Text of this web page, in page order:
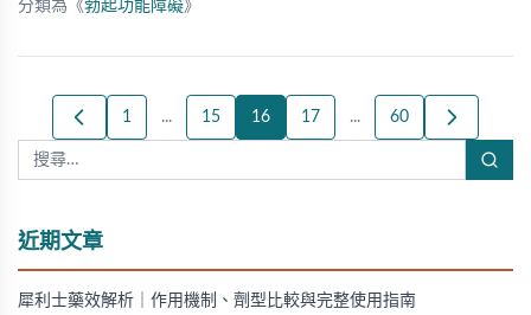
分類為《勃起功能障礙》
1 ... 15 16 17 ... 60
近期文章
犀利士藥效解析｜作用機制、劑型比較與完整使用指南